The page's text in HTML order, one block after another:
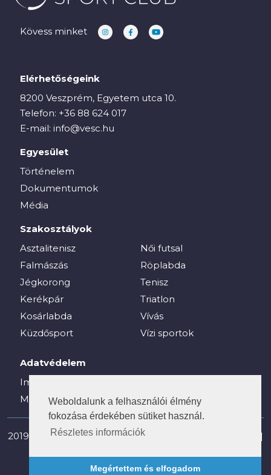
Weboldalunk a felhasználói élmény
fokozása érdekében sütiket használ.
Részletes információk
Megértettem és elfogadom
Kövess minket
Elérhetőségeink
8200 Veszprém, Egyetem utca 10.
Telefon: +36 88 624 017
E-mail: info@vesc.hu
Egyesület
Történelem
Dokumentumok
Média
Szakosztályok
Asztalitenisz
Falmászás
Jégkorong
Kerékpár
Kosárlabda
Küzdősport
Női futsal
Röplabda
Tenisz
Triatlon
Vívás
Vízi sportok
Adatvédelem
Impresszum
Média
2019-2025 © vesc.hu - Veszprémi Egyetemi Sport Club |